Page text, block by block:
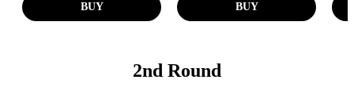
BUY BUY
2nd Round